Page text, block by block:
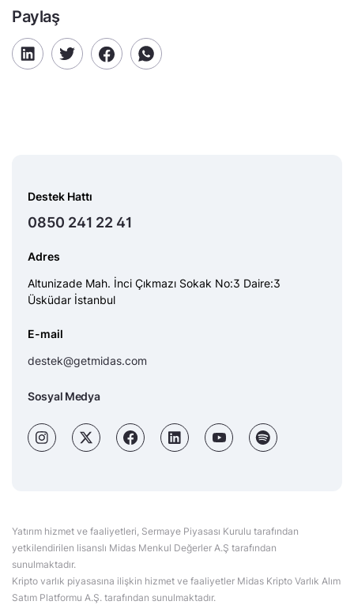
Paylaş
Destek Hattı
0850 241 22 41
Adres
Altunizade Mah. İnci Çıkmazı Sokak No:3 Daire:3
Üsküdar İstanbul
E-mail
destek@getmidas.com
Sosyal Medya
Yatırım hizmet ve faaliyetleri, Sermaye Piyasası Kurulu tarafından
yetkilendirilen lisanslı Midas Menkul Değerler A.Ş tarafından
sunulmaktadır.
Kripto varlık piyasasına ilişkin hizmet ve faaliyetler Midas Kripto Varlık Alım
Satım Platformu A.Ş. tarafından sunulmaktadır.